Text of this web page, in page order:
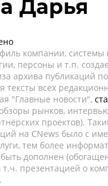
Дарья
компании, системы
персоны и т.п.
архива публикаций
тексты всех
"Главные новости",
рынков,
проектов).
на CNews было с
тем более
дополнен
презентацией о